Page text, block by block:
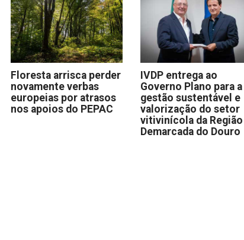
Floresta arrisca perder
novamente verbas
europeias por atrasos
nos apoios do PEPAC
IVDP entrega ao
Governo Plano para a
gestão sustentável e
valorização do setor
vitivinícola da Região
Demarcada do Douro